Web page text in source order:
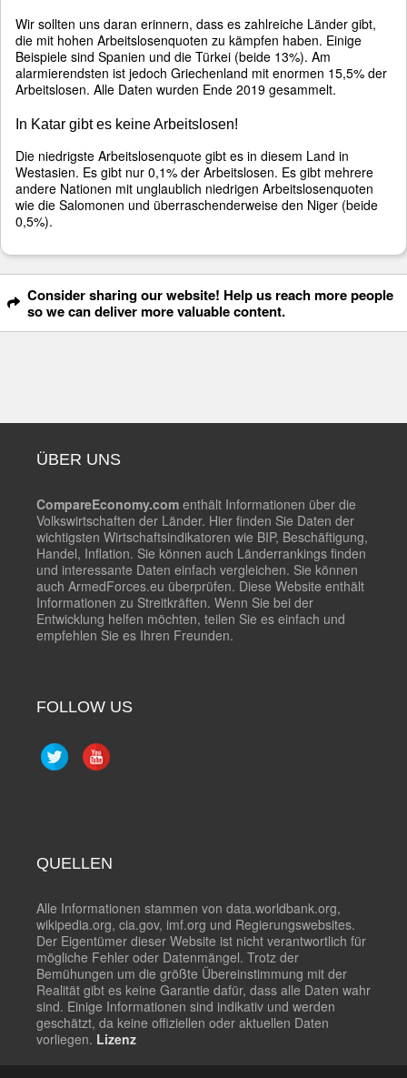
Wir sollten uns daran erinnern, dass es zahlreiche Länder gibt,
die mit hohen Arbeitslosenquoten zu kämpfen haben. Einige
Beispiele sind Spanien und die Türkei (beide 13%). Am
alarmierendsten ist jedoch Griechenland mit enormen 15,5% der
Arbeitslosen. Alle Daten wurden Ende 2019 gesammelt.
In Katar gibt es keine Arbeitslosen!
Die niedrigste Arbeitslosenquote gibt es in diesem Land in
Westasien. Es gibt nur 0,1% der Arbeitslosen. Es gibt mehrere
andere Nationen mit unglaublich niedrigen Arbeitslosenquoten
wie die Salomonen und überraschenderweise den Niger (beide
0,5%).
Consider sharing our website! Help us reach more people
so we can deliver more valuable content.
ÜBER UNS
CompareEconomy.com enthält Informationen über die
Volkswirtschaften der Länder. Hier finden Sie Daten der
wichtigsten Wirtschaftsindikatoren wie BIP, Beschäftigung,
Handel, Inflation. Sie können auch Länderrankings finden
und interessante Daten einfach vergleichen. Sie können
auch ArmedForces.eu überprüfen. Diese Website enthält
Informationen zu Streitkräften. Wenn Sie bei der
Entwicklung helfen möchten, teilen Sie es einfach und
empfehlen Sie es Ihren Freunden.
FOLLOW US
QUELLEN
Alle Informationen stammen von data.worldbank.org,
wikipedia.org, cia.gov, imf.org und Regierungswebsites.
Der Eigentümer dieser Website ist nicht verantwortlich für
mögliche Fehler oder Datenmängel. Trotz der
Bemühungen um die größte Übereinstimmung mit der
Realität gibt es keine Garantie dafür, dass alle Daten wahr
sind. Einige Informationen sind indikativ und werden
geschätzt, da keine offiziellen oder aktuellen Daten
vorliegen. Lizenz